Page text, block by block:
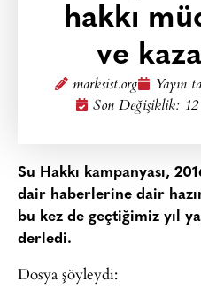
hakkı
ve
marksist.org Yayın
Son Değişiklik:
Su Hakkı kampanyası,
dair haberlerine dair
bu kez de geçtiğimiz yıl
derledi.
Dosya şöyleydi: